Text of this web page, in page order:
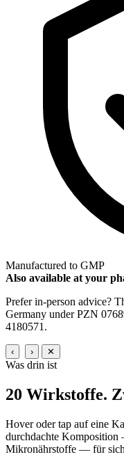
Manufactured to GMP
Also available at your
Prefer in-person advice?
Germany under PZN
4180571.
‹ › ✕
Was drin ist
20 Wirkstoffe.
Hover oder tap auf eine
durchdachte
Mikronährstoffe — für